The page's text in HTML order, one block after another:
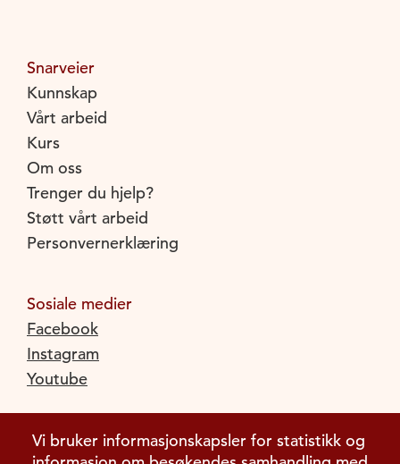
Vi bruker informasjonskapsler for statistikk og
Snarveier
Kunnskap
Vårt arbeid
Kurs
Om oss
Trenger du hjelp?
Støtt vårt arbeid
Personvernerklæring
Sosiale medier
Facebook
Instagram
Youtube